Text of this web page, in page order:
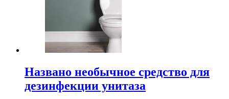
Названо необычное средство для
дезинфекции унитаза